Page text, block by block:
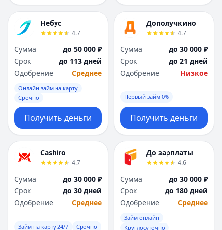
Небус
4.7
Сумма
до 50 000 ₽
Срок
до 113 дней
Одобрение
Среднее
Онлайн займ на карту
Срочно
Получить деньги
Дополучкино
4.7
Сумма
до 30 000 ₽
Срок
до 21 дней
Одобрение
Низкое
Первый займ 0%
Получить деньги
Cashiro
4.7
Сумма
до 30 000 ₽
Срок
до 30 дней
Одобрение
Среднее
Займ на карту 24/7 Срочно
До зарплаты
4.6
Сумма
до 30 000 ₽
Срок
до 180 дней
Одобрение
Среднее
Займ онлайн
Круглосуточно